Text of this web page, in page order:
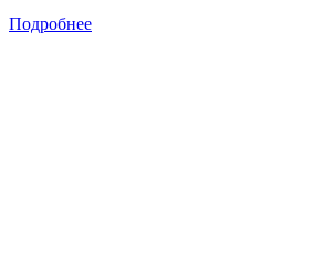
Подробнее